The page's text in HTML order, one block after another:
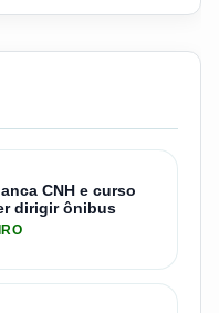
CNH e curso
dirigir ônibus